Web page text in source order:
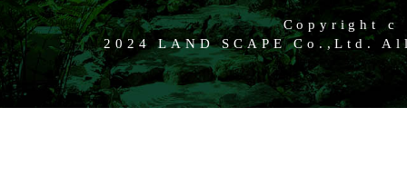
Copyright c
2024 LAND SCAPE Co.,Ltd.